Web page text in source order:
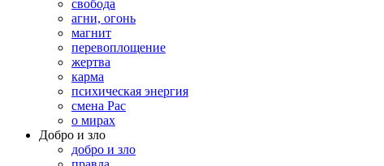
свобода
агни, огонь
магнит
перевоплощение
жертва
карма
психическая энергия
смена Рас
о мирах
Добро и зло
добро и зло